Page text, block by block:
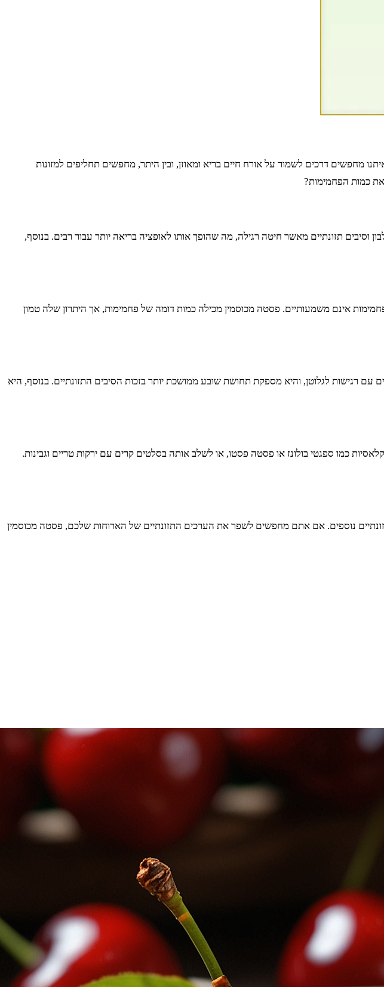
מחפשים דרכים לשמור על אורח חיים בריא ומאוזן, ובין היתר, מחפשים תחליפים למזונות
כמות הפחמימות?
וסיבים תזונתיים מאשר חיטה רגילה, מה שהופך אותו לאופציה בריאה יותר עבור רבים. בנוסף,
אינם משמעותיים. פסטה מכוסמין מכילה כמות דומה של פחמימות, אך היתרון שלה טמון
עם רגישות לגלוטן, והיא מספקת תחושת שובע ממושכת יותר בזכות הסיבים התזונתיים. בנוסף, היא
כמו ספגטי בולונז או פסטה פסטו, או לשלב אותה בסלטים קרים עם ירקות טריים וגבינות.
נוספים. אם אתם מחפשים לשפר את הערכים התזונתיים של הארוחות שלכם, פסטה מכוסמין